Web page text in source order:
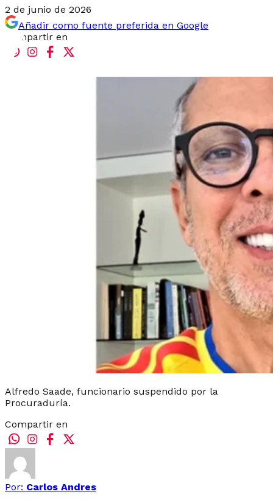
2 de junio de 2026
Añadir como fuente preferida en Google
Compartir en
Alfredo Saade, funcionario suspendido por la
Procuraduría.
Compartir en
Por: Carlos Andres